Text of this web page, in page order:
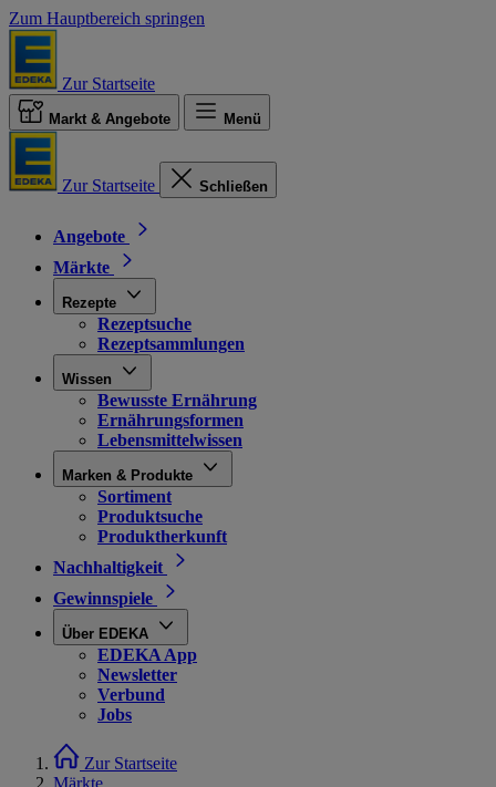
Zum Hauptbereich springen
Zur Startseite
Markt & Angebote Menü
Zur Startseite Schließen
Angebote
Märkte
Rezepte
Rezeptsuche
Rezeptsammlungen
Wissen
Bewusste Ernährung
Ernährungsformen
Lebensmittelwissen
Marken & Produkte
Sortiment
Produktsuche
Produktherkunft
Nachhaltigkeit
Gewinnspiele
Über EDEKA
EDEKA App
Newsletter
Verbund
Jobs
Zur Startseite
Märkte